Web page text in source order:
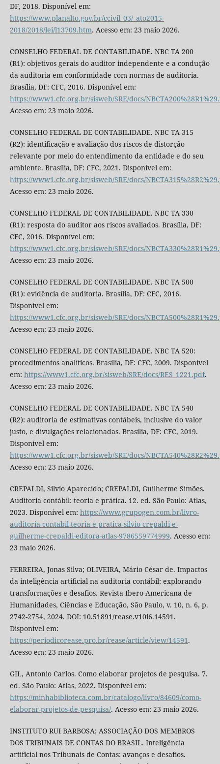
DF, 2018. Disponível em:
https://www.planalto.gov.br/ccivil_03/_ato2015-
2018/2018/lei/l13709.htm. Acesso em: 23 maio 2026.
CONSELHO FEDERAL DE CONTABILIDADE. NBC TA 200
(R1): objetivos gerais do auditor independente e a condução
da auditoria em conformidade com normas de auditoria.
Brasília, DF: CFC, 2016. Disponível em:
https://www1.cfc.org.br/sisweb/SRE/docs/
Acesso em: 23 maio 2026.
CONSELHO FEDERAL DE CONTABILIDADE. NBC TA 315
(R2): identificação e avaliação dos riscos de distorção
relevante por meio do entendimento da entidade e do seu
ambiente. Brasília, DF: CFC, 2021. Disponível em:
https://www1.cfc.org.br/sisweb/SRE/docs/
Acesso em: 23 maio 2026.
CONSELHO FEDERAL DE CONTABILIDADE. NBC TA 330
(R1): resposta do auditor aos riscos avaliados. Brasília, DF:
CFC, 2016. Disponível em:
https://www1.cfc.org.br/sisweb/SRE/docs/
Acesso em: 23 maio 2026.
CONSELHO FEDERAL DE CONTABILIDADE. NBC TA 500
(R1): evidência de auditoria. Brasília, DF: CFC, 2016.
Disponível em:
https://www1.cfc.org.br/sisweb/SRE/docs/
Acesso em: 23 maio 2026.
CONSELHO FEDERAL DE CONTABILIDADE. NBC TA 520:
procedimentos analíticos. Brasília, DF: CFC, 2009. Disponível
em: https://www1.cfc.org.br/sisweb/SRE/docs/RES_1221.pdf.
Acesso em: 23 maio 2026.
CONSELHO FEDERAL DE CONTABILIDADE. NBC TA 540
(R2): auditoria de estimativas contábeis, inclusive do valor
justo, e divulgações relacionadas. Brasília, DF: CFC, 2019.
Disponível em:
https://www1.cfc.org.br/sisweb/SRE/docs/
Acesso em: 23 maio 2026.
CREPALDI, Silvio Aparecido; CREPALDI, Guilherme Simões.
Auditoria contábil: teoria e prática. 12. ed. São Paulo: Atlas,
2023. Disponível em: https://www.grupogen.com.br/livro-
auditoria-contabil-teoria-e-pratica-silvio-crepaldi-e-
guilherme-crepaldi-editora-atlas-9786559774999. Acesso em:
23 maio 2026.
FERREIRA, Jonas Silva; OLIVEIRA, Mário César de. Impactos
da inteligência artificial na auditoria contábil: explorando
transformações e desafios. Revista Ibero-Americana de
Humanidades, Ciências e Educação, São Paulo, v. 10, n. 6, p.
2742-2754, 2024. DOI: 10.51891/rease.v10i6.14591.
Disponível em:
https://periodicorease.pro.br/rease/article/view/14591.
Acesso em: 23 maio 2026.
GIL, Antonio Carlos. Como elaborar projetos de pesquisa. 7.
ed. São Paulo: Atlas, 2022. Disponível em:
https://minhabiblioteca.com.br/catalogo/livro/84609/como-
elaborar-projetos-de-pesquisa/. Acesso em: 23 maio 2026.
INSTITUTO RUI BARBOSA; ASSOCIAÇÃO DOS MEMBROS
DOS TRIBUNAIS DE CONTAS DO BRASIL. Inteligência
artificial nos Tribunais de Contas: avanços e desafios.